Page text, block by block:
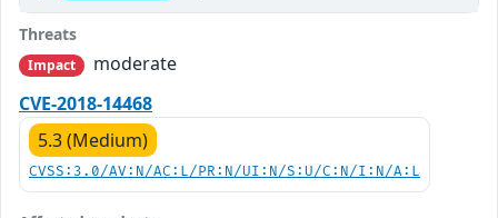
Threats
Impact
moderate
CVE-2018-14468
5.3 (Medium)
CVSS:3.0/AV:N/AC:L/PR:N/UI:N/S:U/C:N/I:N/A:L